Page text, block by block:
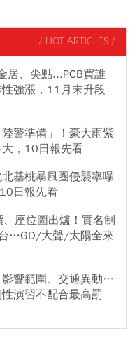
/ HOT ARTICLES /
居、尖點...PCB買誰
強漲，11月末升段
警準備」！豪大雨紫
，10日報先看
基桃暴風圈侵襲率曝
日報先看
、座位圖出爐！實名制
…GD/大聲/太陽全來
響範圍、交通異動…
演習不配合最高罰